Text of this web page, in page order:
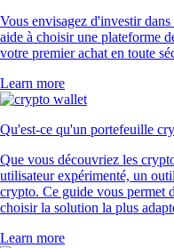
Vous envisagez d'investir
aide à choisir une plateforme
votre premier achat en toute
Learn more
Qu'est-ce qu'un portefeuille
Que vous découvriez les
utilisateur expérimenté, un
crypto. Ce guide vous permet
choisir la solution la plus
Learn more